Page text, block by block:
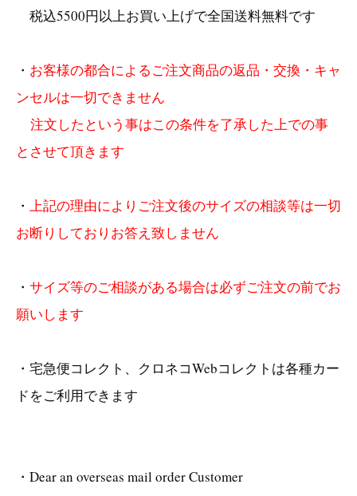
税込5500円以上お買い上げで全国送料無料です
・ お客様の都合によるご注文商品の返品・交換・キャ
ンセルは一切できません
注文したという事はこの条件を了承した上での事
とさせて頂きます
・ 上記の理由によりご注文後のサイズの相談等は一切
お断りしておりお答え致しません
・ サイズ等のご相談がある場合は必ずご注文の前でお
願いします
・宅急便コレクト、クロネコWebコレクトは各種カー
ドをご利用できます
・Dear an overseas mail order Customer